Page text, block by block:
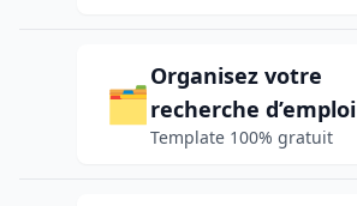
🗂️
Organisez votre
recherche d’emploi
Template 100% gratuit